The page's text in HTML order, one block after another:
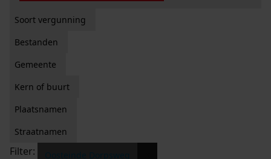
Soort vergunning
Bestanden
Gemeente
Kern of buurt
Plaatsnamen
Straatnamen
Filter: